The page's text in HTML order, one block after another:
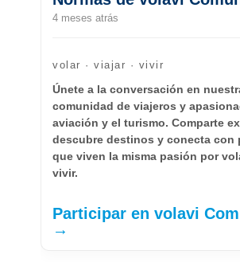
4 meses atrás
volar · viajar · vivir
Únete a la conversación en
comunidad de viajeros y
aviación y el turismo. Comparte
descubre destinos y conecta con
que viven la misma pasión por
vivir.
Participar en volavi
→